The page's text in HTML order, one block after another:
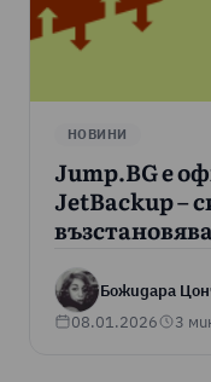
НОВИНИ
Jump.BG е
JetBackup –
Божидара
08.01.2026 3